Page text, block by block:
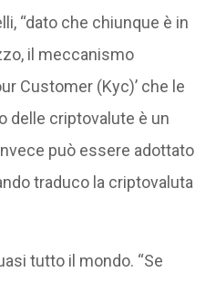
“dato che chiunque è in
il meccanismo
Customer (Kyc)’ che le
delle criptovalute è un
può essere adottato
traduco la criptovaluta
tutto il mondo. “Se